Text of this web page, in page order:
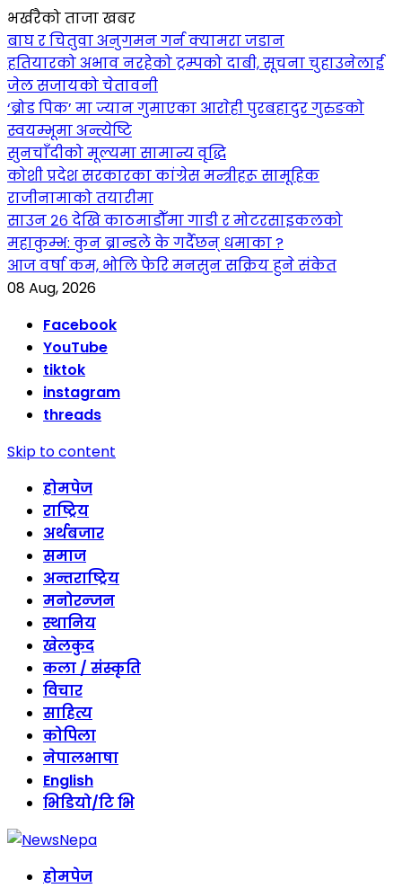
भर्खरैको ताजा खबर
बाघ र चितुवा अनुगमन गर्न क्यामरा जडान
हतियारको अभाव नरहेको ट्रम्पको दाबी, सूचना चुहाउनेलाई
जेल सजायको चेतावनी
‘ब्रोड पिक’ मा ज्यान गुमाएका आराेही पुरबहादुर गुरुङको
स्वयम्भूमा अन्त्येष्टि
सुनचाँदीको मूल्यमा सामान्य वृद्धि
कोशी प्रदेश सरकारका कांग्रेस मन्त्रीहरू सामूहिक
राजीनामाको तयारीमा
साउन २६ देखि काठमाडौँमा गाडी र मोटरसाइकलको
महाकुम्भ: कुन ब्रान्डले के गर्दैछन् धमाका ?
आज वर्षा कम, भोलि फेरि मनसुन सक्रिय हुने संकेत
08 Aug, 2026
Facebook
YouTube
tiktok
instagram
threads
Skip to content
होमपेज
राष्ट्रिय
अर्थबजार
समाज
अन्तराष्ट्रिय
मनोरन्जन
स्थानिय
खेलकुद
कला / संस्कृति
विचार
साहित्य
कोपिला
नेपालभाषा
English
भिडियो/टि भि
होमपेज